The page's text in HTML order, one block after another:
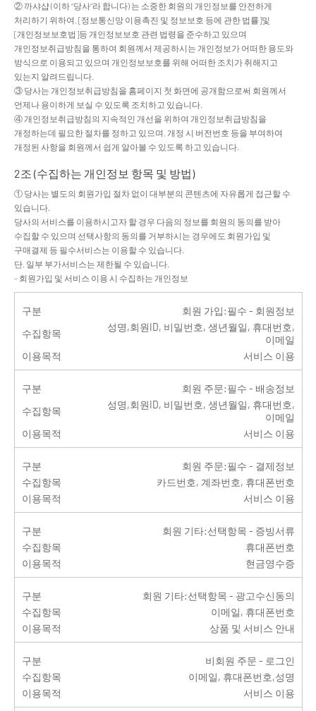
② 까샤샵 (이하 “당사”라 합니다) 는 소중한 회원의 개인정보를 안전하게
처리하기 위하여, [정보통신망 이용촉진 및 정보보호 등에 관한 법률]및
[개인정보보호법]등 개인정보보호 관련 법령을 준수하고 있으며
개인정보취급방침을 통하여 회원께서 제공하시는 개인정보가 어떠한 용도와
방식으로 이용되고 있으며 개인정보보호를 위해 어떠한 조치가 취해지고
있는지 알려드립니다.
③ 당사는 개인정보취급방침을 홈페이지 첫 화면에 공개함으로써 회원께서
언제나 용이하게 보실 수 있도록 조치하고 있습니다.
④ 개인정보취급방침의 지속적인 개선을 위하여 개인정보취급방침을
개정하는데 필요한 절차를 정하고 있으며, 개정 시 버전번호 등을 부여하여
개정된 사항을 회원께서 쉽게 알아볼 수 있도록 하고 있습니다.
2조 (수집하는 개인정보 항목 및 방법)
① 당사는 별도의 회원가입 절차 없이 대부분의 콘텐츠에 자유롭게 접근할 수
있습니다.
당사의 서비스를 이용하시고자 할 경우 다음의 정보를 회원의 동의를 받아
수집할 수 있으며 선택사항의 동의를 거부하시는 경우에도 회원가입 및
구매결제 등 필수서비스는 이용할 수 있습니다.
단, 일부 부가서비스는 제한될 수 있습니다.
- 회원가입 및 서비스 이용 시 수집하는 개인정보
구분
회원 가입:필수 - 회원정보
수집항목
성명,회원ID, 비밀번호, 생년월일, 휴대번호,
이메일
이용목적
서비스 이용
구분
회원 주문:필수 - 배송정보
수집항목
성명,회원ID, 비밀번호, 생년월일, 휴대번호,
이메일
이용목적
서비스 이용
구분
회원 주문:필수 - 결제정보
수집항목
카드번호, 계좌번호, 휴대폰번호
이용목적
서비스 이용
구분
회원 기타:선택항목 - 증빙서류
수집항목
휴대폰번호
이용목적
현금영수증
구분
회원 기타:선택항목 - 광고수신동의
수집항목
이메일, 휴대폰번호
이용목적
상품 및 서비스 안내
구분
비회원 주문 - 로그인
수집항목
이메일, 휴대폰번호,성명
이용목적
서비스 이용